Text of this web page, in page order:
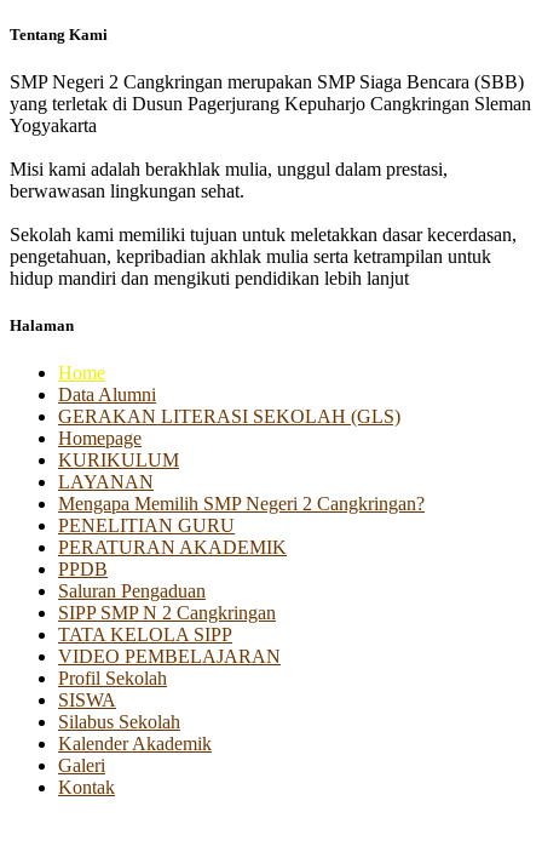
Tentang Kami
SMP Negeri 2 Cangkringan merupakan SMP Siaga Bencara (SBB)
yang terletak di Dusun Pagerjurang Kepuharjo Cangkringan Sleman
Yogyakarta
Misi kami adalah berakhlak mulia, unggul dalam prestasi,
berwawasan lingkungan sehat.
Sekolah kami memiliki tujuan untuk meletakkan dasar kecerdasan,
pengetahuan, kepribadian akhlak mulia serta ketrampilan untuk
hidup mandiri dan mengikuti pendidikan lebih lanjut
Halaman
Home
Data Alumni
GERAKAN LITERASI SEKOLAH (GLS)
Homepage
KURIKULUM
LAYANAN
Mengapa Memilih SMP Negeri 2 Cangkringan?
PENELITIAN GURU
PERATURAN AKADEMIK
PPDB
Saluran Pengaduan
SIPP SMP N 2 Cangkringan
TATA KELOLA SIPP
VIDEO PEMBELAJARAN
Profil Sekolah
SISWA
Silabus Sekolah
Kalender Akademik
Galeri
Kontak